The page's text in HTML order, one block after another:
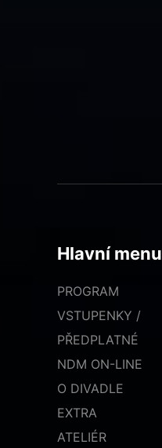
Hlavní menu
PROGRAM
VSTUPENKY /
PŘEDPLATNÉ
NDM ON-LINE
O DIVADLE
EXTRA
ATELIÉR